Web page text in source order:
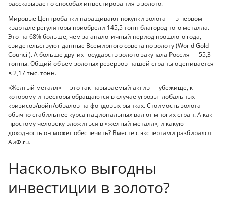
рассказывает о способах инвестирования в золото.
Мировые Центробанки наращивают покупки золота — в первом
квартале регуляторы приобрели 145,5 тонн благородного металла.
Это на 68% больше, чем за аналогичный период прошлого года,
свидетельствуют данные Всемирного совета по золоту (World Gold
Council). А больше других государств золото закупала Россия — 55,3
тонны. Общий объем золотых резервов нашей страны оценивается
в 2,17 тыс. тонн.
«Желтый металл» — это так называемый актив — убежище, к
которому инвесторы обращаются в случае угрозы глобальных
кризисов/войн/обвалов на фондовых рынках. Стоимость золота
обычно стабильнее курса национальных валют многих стран. А как
простому человеку вложиться в «желтый металл», и какую
доходность он может обеспечить? Вместе с экспертами разбирался
АиФ.ru.
Насколько выгодны
инвестиции в золото?